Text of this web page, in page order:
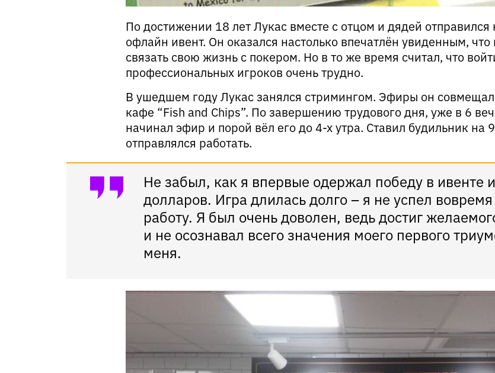
По достижении 18 лет Лукас вместе с отцом и дядей отправился
офлайн ивент. Он оказался настолько впечатлён увиденным,
связать свою жизнь с покером. Но в то же время считал, что
профессиональных игроков очень трудно.
В ушедшем году Лукас занялся стримингом. Эфиры он совмещал
кафе “Fish and Chips”. По завершению трудового дня, уже в 6
начинал эфир и порой вёл его до 4-х утра. Ставил будильник на
отправлялся работать.
Не забыл, как я впервые одержал победу в ивенте
долларов. Игра длилась долго – я не успел
работу. Я был очень доволен, ведь достиг
и не осознавал всего значения моего первого
меня.